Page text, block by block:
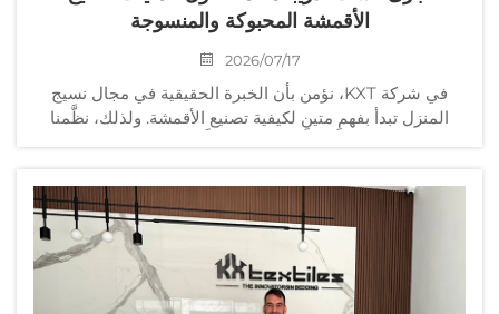
الأقمشة المحبوكة والمنسوجة
2026/07/17
في شركة KXT، نؤمن بأن الخبرة الحقيقية في مجال نسيج
المنزل تبدأ بفهمٍ متينٍ لكيفية تصنيع الأقمشة. ولذلك، نظَّمنا